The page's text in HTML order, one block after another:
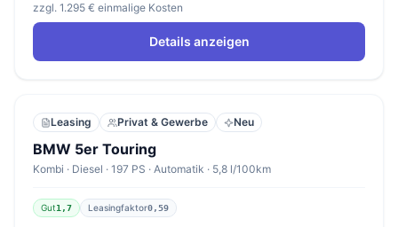
zzgl. 1.295 € einmalige Kosten
Details anzeigen
Leasing Privat & Gewerbe Neu
BMW 5er Touring
Kombi · Diesel · 197 PS · Automatik · 5,8 l/100km
Gut1,7 Leasingfaktor0,59